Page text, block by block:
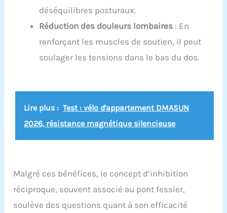
déséquilibres posturaux.
Réduction des douleurs lombaires : En
renforçant les muscles de soutien, il peut
soulager les tensions dans le bas du dos.
Lire plus : Test : vélo d'appartement DMASUN
2026, résistance magnétique silencieuse
Malgré ces bénéfices, le concept d’inhibition
réciproque, souvent associé au pont fessier,
soulève des questions quant à son efficacité